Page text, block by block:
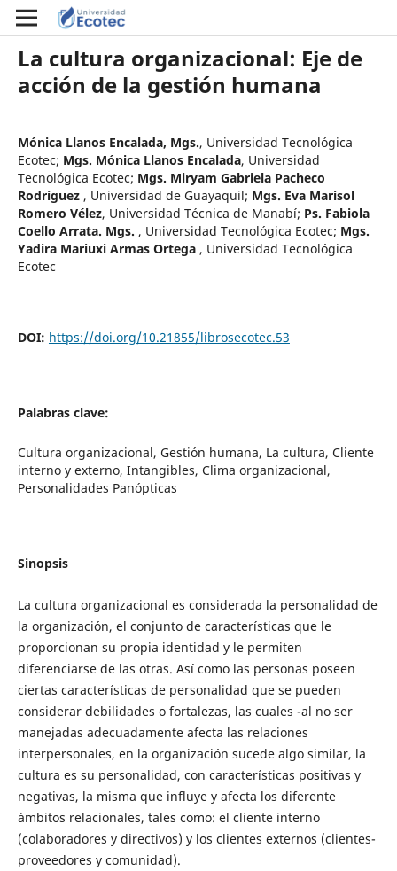
La cultura organizacional: Eje de
acción de la gestión humana
Mónica Llanos Encalada, Mgs., Universidad Tecnológica
Ecotec; Mgs. Mónica Llanos Encalada, Universidad
Tecnológica Ecotec; Mgs. Miryam Gabriela Pacheco
Rodríguez , Universidad de Guayaquil; Mgs. Eva Marisol
Romero Vélez, Universidad Técnica de Manabí; Ps. Fabiola
Coello Arrata. Mgs. , Universidad Tecnológica Ecotec; Mgs.
Yadira Mariuxi Armas Ortega , Universidad Tecnológica
Ecotec
DOI: https://doi.org/10.21855/librosecotec.53
Palabras clave:
Cultura organizacional, Gestión humana, La cultura, Cliente
interno y externo, Intangibles, Clima organizacional,
Personalidades Panópticas
Sinopsis
La cultura organizacional es considerada la personalidad de
la organización, el conjunto de características que le
proporcionan su propia identidad y le permiten
diferenciarse de las otras. Así como las personas poseen
ciertas características de personalidad que se pueden
considerar debilidades o fortalezas, las cuales -al no ser
manejadas adecuadamente afecta las relaciones
interpersonales, en la organización sucede algo similar, la
cultura es su personalidad, con características positivas y
negativas, la misma que influye y afecta los diferente
ámbitos relacionales, tales como: el cliente interno
(colaboradores y directivos) y los clientes externos (clientes-
proveedores y comunidad).